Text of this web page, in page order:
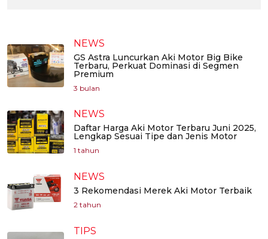
NEWS
GS Astra Luncurkan Aki Motor Big Bike
Terbaru, Perkuat Dominasi di Segmen
Premium
3 bulan
NEWS
Daftar Harga Aki Motor Terbaru Juni 2025,
Lengkap Sesuai Tipe dan Jenis Motor
1 tahun
NEWS
3 Rekomendasi Merek Aki Motor Terbaik
2 tahun
TIPS